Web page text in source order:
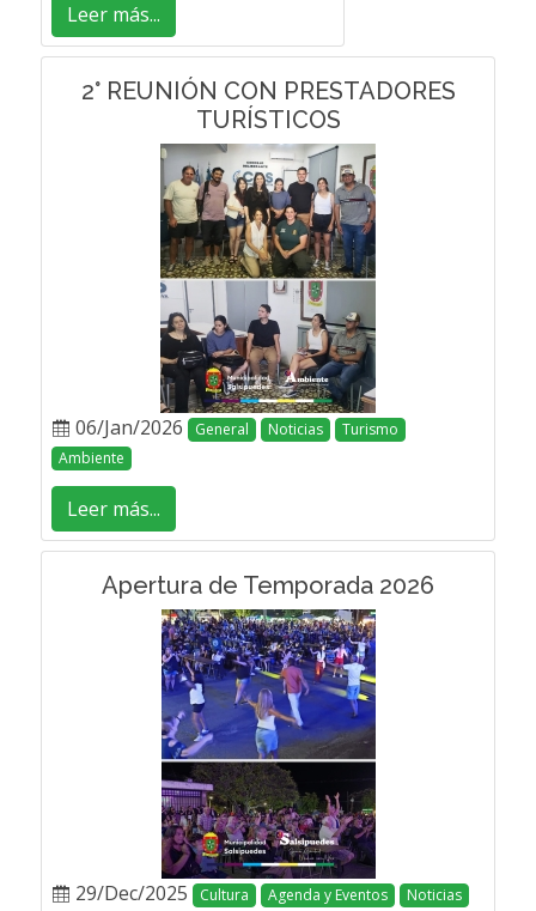
Leer más...
2° REUNIÓN CON PRESTADORES
TURÍSTICOS
06/Jan/2026 General Noticias
Turismo
Ambiente
Leer más...
Apertura de Temporada 2026
29/Dec/2025 Cultura Agenda y Eventos
Noticias